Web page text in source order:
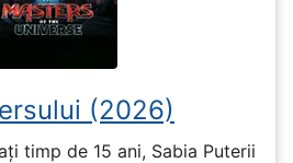
(2026)
timp de 15 ani, Sabia Puterii